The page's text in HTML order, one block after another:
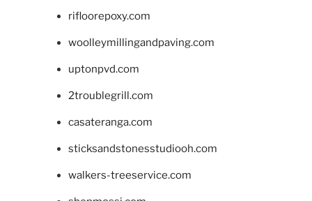
rifloorepoxy.com
woolleymillingandpaving.com
uptonpvd.com
2troublegrill.com
casateranga.com
sticksandstonesstudiooh.com
walkers-treeservice.com